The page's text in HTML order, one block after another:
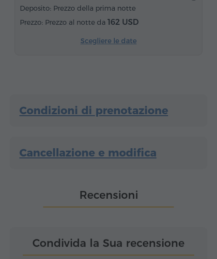
Sedia Telefono Canali satellitari
Deposito: Prezzo della prima notte
Prezzo al notte da 162 USD
Scegliere le date
Condizioni di prenotazione
Cancellazione e modifica
Recensioni
Condivida la Sua recensione